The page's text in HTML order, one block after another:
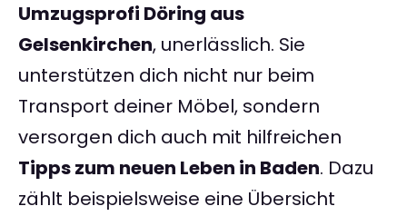
Umzugsprofi Döring aus
Gelsenkirchen, unerlässlich. Sie
unterstützen dich nicht nur beim
Transport deiner Möbel, sondern
versorgen dich auch mit hilfreichen
Tipps zum neuen Leben in Baden. Dazu
zählt beispielsweise eine Übersicht